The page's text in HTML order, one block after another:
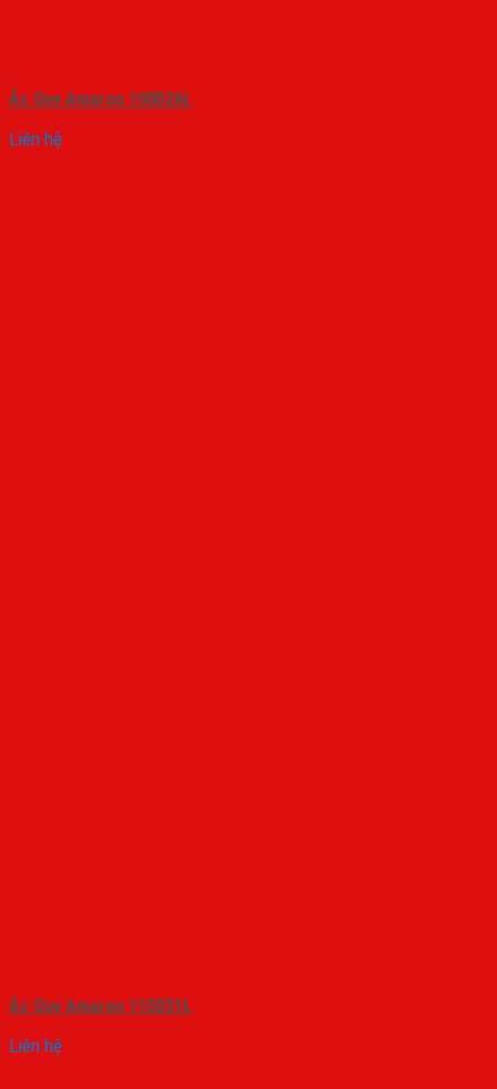
Ắc Quy Amaron 100D26L
Liên hệ
Ắc Quy Amaron 115D31L
Liên hệ